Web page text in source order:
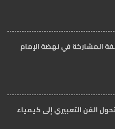
المشاركة في نهضة الإمام
الفن التعبيري إلى كيمياء